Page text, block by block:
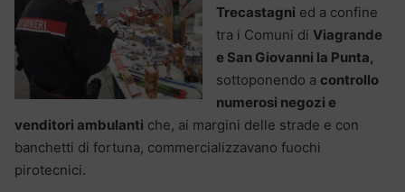
Trecastagni ed a confine
tra i Comuni di Viagrande
e San Giovanni la Punta,
sottoponendo a controllo
numerosi negozi e
venditori ambulanti che, ai margini delle strade e con
banchetti di fortuna, commercializzavano fuochi
pirotecnici.